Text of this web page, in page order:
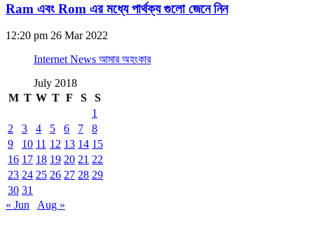
Ram এবং Rom এর মধ্যে পার্থক্য গুলো জেনে নিন
12:20 pm 26 Mar 2022
Internet News আমার অহংকার
July 2018
M T W T F S
S
1
2
3 4 5 6 7
8
9
10 11 12 13 14 15
16 17 18 19 20 21 22
23 24 25 26 27 28 29
30 31
« Jun
Aug »